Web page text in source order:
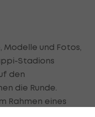
und Fotos,
Stadions
den
die Runde.
Rahmen eines